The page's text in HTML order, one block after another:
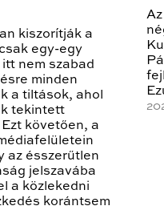
kiszorítják a
egy-egy
nem szabad
minden
a tiltások, ahol
tekintett
követően, a
az ésszerűtlen
jelszavába
a közlekedni
korántsem